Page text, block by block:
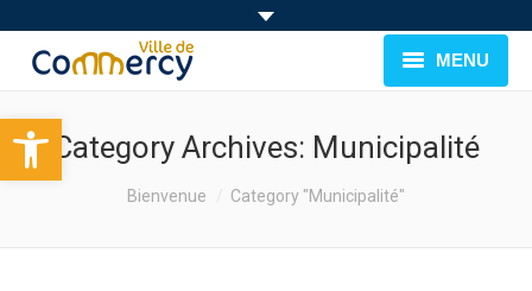
Ouvrir la barre d’outils
MENU
Category Archives: Municipalité
You are here:Bienvenue Category "Municipalité"